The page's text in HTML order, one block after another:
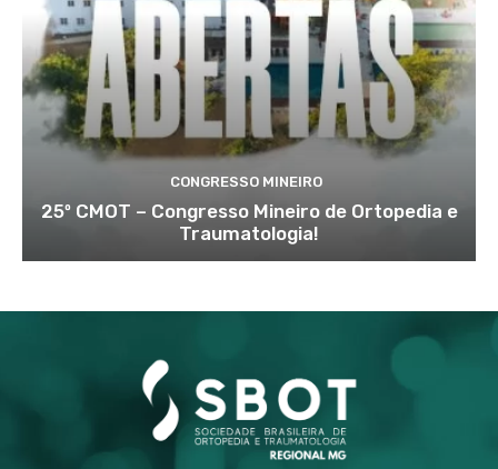
CONGRESSO MINEIRO
25º CMOT – Congresso Mineiro de Ortopedia e
Traumatologia!